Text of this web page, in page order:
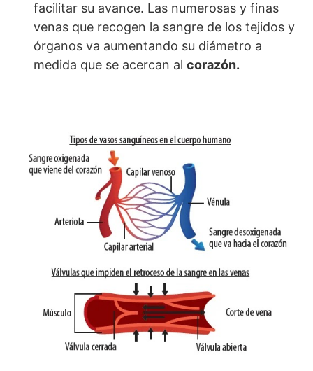
facilitar su avance. Las numerosas y finas
venas que recogen la sangre de los tejidos y
órganos va aumentando su diámetro a
medida que se acercan al corazón.